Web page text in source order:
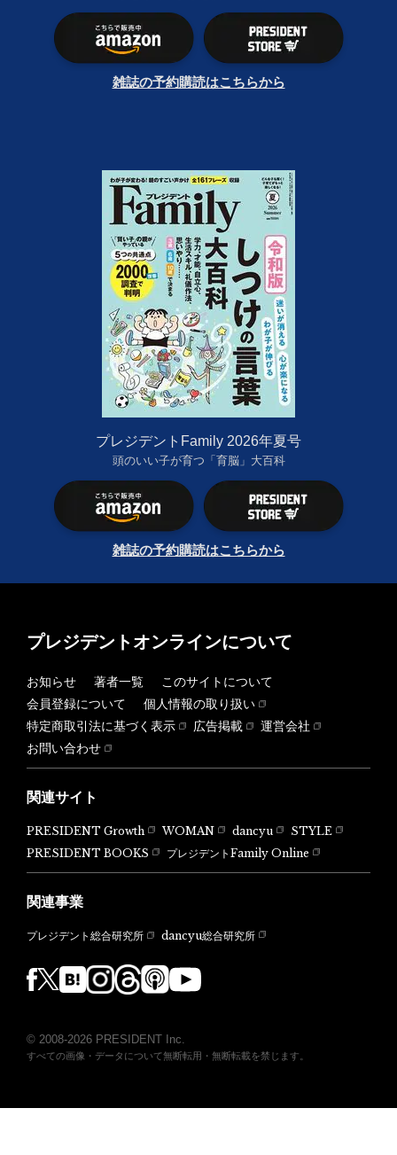
雑誌の予約購読はこちらから
プレジデントFamily 2026年夏号
頭のいい子が育つ「育脳」大百科
雑誌の予約購読はこちらから
プレジデントオンラインについて
お知らせ 著者一覧
このサイトについて
会員登録について
個人情報の取り扱い
特定商取引法に基づく表示
広告掲載
運営会社
お問い合わせ
関連サイト
PRESIDENT Growth WOMAN dancyu
STYLE
PRESIDENT BOOKS
プレジデントFamily Online
関連事業
プレジデント総合研究所 dancyu総合研究所
© 2008-2026 PRESIDENT Inc.
すべての画像・データについて無断転用・無断転載を禁じます。